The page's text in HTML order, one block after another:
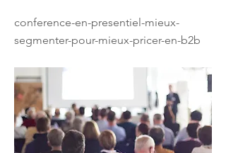
conference-en-presentiel-mieux-
segmenter-pour-mieux-pricer-en-b2b